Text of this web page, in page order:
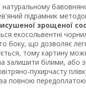
підрамник
зрощеної
екосольвентні
боку, що дозволяє
тому картину
білими, або
пухирчасту
повною